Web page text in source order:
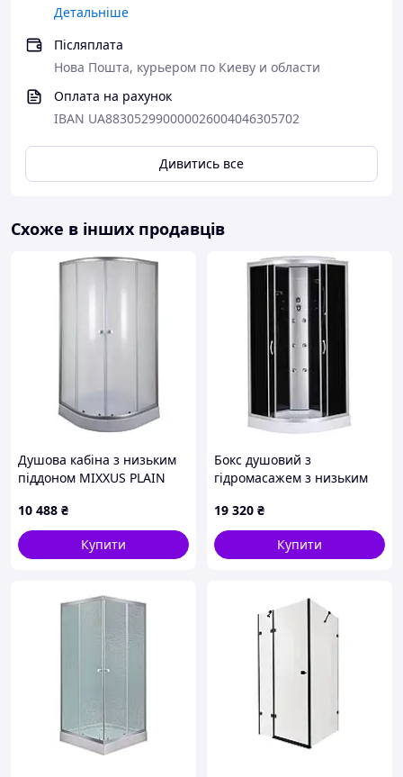
Детальніше
Післяплата
Нова Пошта, курьером по Киеву и области
Оплата на рахунок
IBAN UA883052990000026004046305702
Дивитись все
Схоже в інших продавців
Душова кабіна з низьким
піддоном MIXXUS PLAIN
матове скло 4мм (MI6896)
10 488 ₴
Купити
Бокс душовий з
гідромасажем з низьким
SBH02-90x90x215-GR SATIN
сіре тоноване скло 4мм
(MI6891)
19 320 ₴
Купити